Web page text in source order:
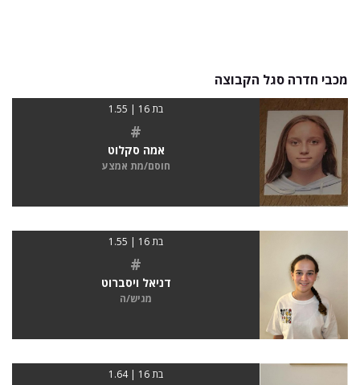
מכבי חדרה סגל הקבוצה
בת 16 | 1.55
#
אמה סקלוט
חוסם/מת אמצע
בת 16 | 1.55
#
דניאל ויסברוט
מגיש/ה
בת 16 | 1.64